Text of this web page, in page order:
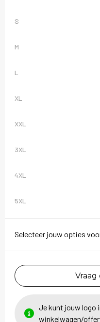
S
M
L
XL
XXL
3XL
4XL
5XL
Selecteer jouw opties
Je kunt jouw logo
winkelwagen/